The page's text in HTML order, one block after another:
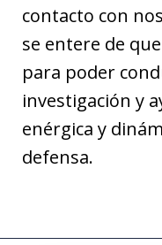
contacto con
se entere de
para poder
investigación y
enérgica y
defensa.